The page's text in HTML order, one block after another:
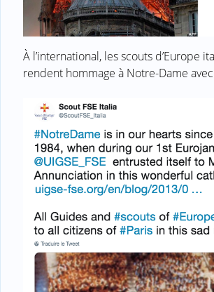
À l’international, les scouts d’Europe
rendent hommage à Notre-Dame